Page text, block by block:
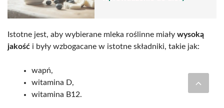
Istotne jest, aby wybierane mleka roślinne miały wysoką
jakość i były wzbogacane w istotne składniki, takie jak:
wapń,
witamina D,
witamina B12.